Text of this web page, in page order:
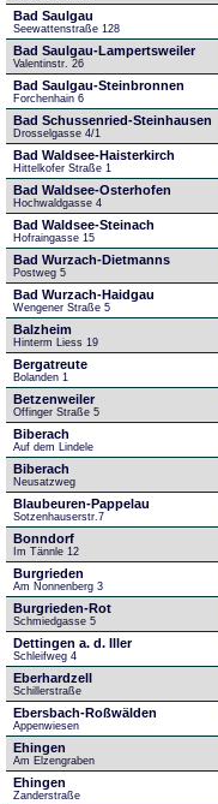
Bad Saulgau
Seewattenstraße 128
Bad Saulgau-Lampertsweiler
Valentinstr. 26
Bad Saulgau-Steinbronnen
Forchenhain 6
Bad Schussenried-Steinhausen
Drosselgasse 4/1
Bad Waldsee-Haisterkirch
Hittelkofer Straße 1
Bad Waldsee-Osterhofen
Hochwaldgasse 4
Bad Waldsee-Steinach
Hofraingasse 15
Bad Wurzach-Dietmanns
Postweg 5
Bad Wurzach-Haidgau
Wengener Straße 5
Balzheim
Hinterm Liess 19
Bergatreute
Bolanden 1
Betzenweiler
Offinger Straße 5
Biberach
Auf dem Lindele
Biberach
Neusatzweg
Blaubeuren-Pappelau
Sotzenhauserstr.7
Bonndorf
Im Tännle 12
Burgrieden
Am Nonnenberg 3
Burgrieden-Rot
Schmiedgasse 5
Dettingen a. d. Iller
Schleifweg 4
Eberhardzell
Schillerstraße
Ebersbach-Roßwälden
Appenwiesen
Ehingen
Am Elzengraben
Ehingen
Zanderstraße